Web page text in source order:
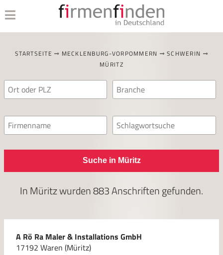
STARTSEITE MECKLENBURG-VORPOMMERN
SCHWERIN
MÜRITZ
Suche in Müritz
InMüritzwurden883Anschriften gefunden.
A Rö Ra Maler & Installations GmbH
17192 Waren (Müritz)